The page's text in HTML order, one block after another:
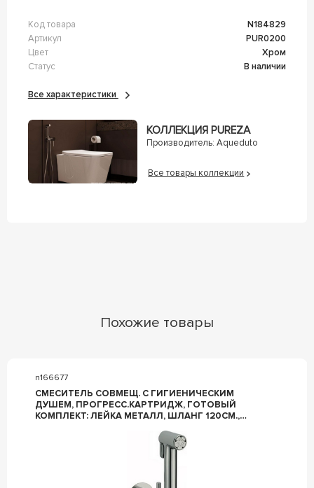
Код товара
n184829
Артикул
PUR0200
Цвет
Хром
Статус
В наличии
Все характеристики
КОЛЛЕКЦИЯ PUREZA
Производитель: Aqueduto
Все товары коллекции
Похожие товары
n166677
СМЕСИТЕЛЬ СОВМЕЩ. С ГИГИЕНИЧЕСКИМ
ДУШЕМ, ПРОГРЕСС.КАРТРИДЖ, ГОТОВЫЙ
КОМПЛЕКТ: ЛЕЙКА МЕТАЛЛ, ШЛАНГ 120СМ.,